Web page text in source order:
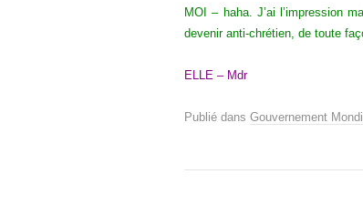
MOI – haha. J’ai l’impression
devenir anti-chrétien, de toute
ELLE – Mdr
Publié dans Gouvernement